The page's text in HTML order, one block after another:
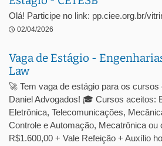
Olá! Participe no link: pp.ciee.org.br/
02/04/2026
Vaga de Estágio -
Law
🚀 Tem vaga de estágio para os
Daniel Advogados! 🎓 Cursos aceitos:
Eletrônica, Telecomunicações,
Controle e Automação, Mecatrônica ou
R$1.600,00 + Vale Refeição + Auxílio